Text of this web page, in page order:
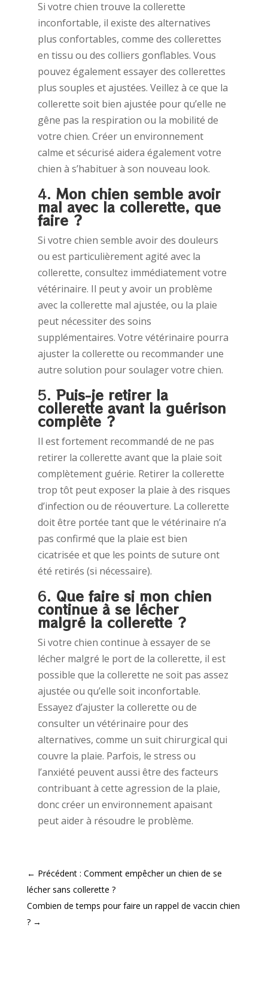
Si votre chien trouve la collerette
inconfortable, il existe des alternatives
plus confortables, comme des collerettes
en tissu ou des colliers gonflables. Vous
pouvez également essayer des collerettes
plus souples et ajustées. Veillez à ce que la
collerette soit bien ajustée pour qu’elle ne
gêne pas la respiration ou la mobilité de
votre chien. Créer un environnement
calme et sécurisé aidera également votre
chien à s’habituer à son nouveau look.
4. Mon chien semble avoir
mal avec la collerette, que
faire ?
Si votre chien semble avoir des douleurs
ou est particulièrement agité avec la
collerette, consultez immédiatement votre
vétérinaire. Il peut y avoir un problème
avec la collerette mal ajustée, ou la plaie
peut nécessiter des soins
supplémentaires. Votre vétérinaire pourra
ajuster la collerette ou recommander une
autre solution pour soulager votre chien.
5. Puis-je retirer la
collerette avant la guérison
complète ?
Il est fortement recommandé de ne pas
retirer la collerette avant que la plaie soit
complètement guérie. Retirer la collerette
trop tôt peut exposer la plaie à des risques
d’infection ou de réouverture. La collerette
doit être portée tant que le vétérinaire n’a
pas confirmé que la plaie est bien
cicatrisée et que les points de suture ont
été retirés (si nécessaire).
6. Que faire si mon chien
continue à se lécher
malgré la collerette ?
Si votre chien continue à essayer de se
lécher malgré le port de la collerette, il est
possible que la collerette ne soit pas assez
ajustée ou qu’elle soit inconfortable.
Essayez d’ajuster la collerette ou de
consulter un vétérinaire pour des
alternatives, comme un suit chirurgical qui
couvre la plaie. Parfois, le stress ou
l’anxiété peuvent aussi être des facteurs
contribuant à cette agression de la plaie,
donc créer un environnement apaisant
peut aider à résoudre le problème.
← Précédent : Comment empêcher un chien de se
lécher sans collerette ?
Combien de temps pour faire un rappel de vaccin chien
?→